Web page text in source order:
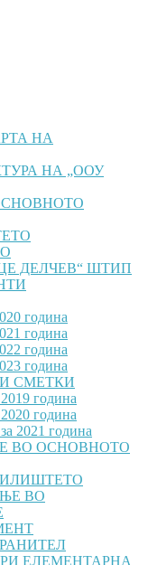
НА
НА „ООУ
ДЕЛЧЕВ“ ШТИП
година
година
година
година
СМЕТКИ
година
година
2021 година
ВО ОСНОВНОТО
ВО
ЕЛЕМЕНТАРНА